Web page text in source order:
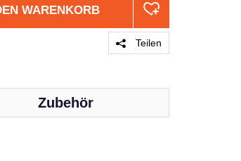
WARENKORB
Teilen
Zubehör